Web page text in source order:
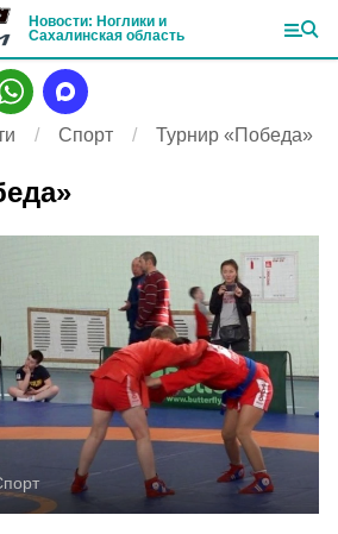
Новости: Ноглики и
Сахалинская область
Спорт Турнир «Победа»